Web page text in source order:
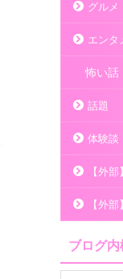
グルメ
エンタ
怖い話
話題
体験談
【外
【外
ブログ